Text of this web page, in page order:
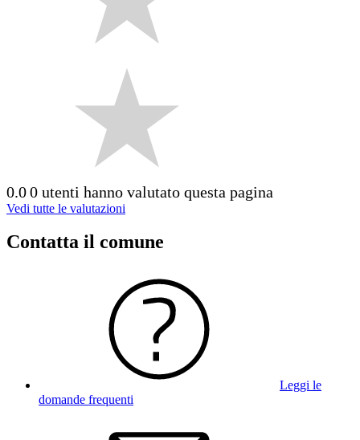
0.00 utenti hanno valutato questa pagina
Vedi tutte le valutazioni
Contatta il comune
Leggi le
domande frequenti